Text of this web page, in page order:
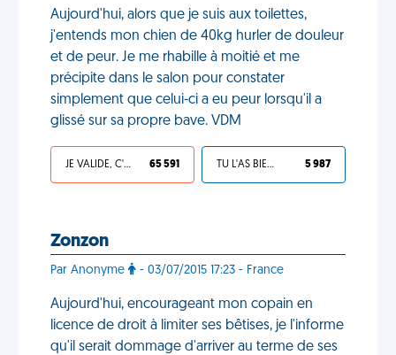
Aujourd'hui, alors que je suis aux toilettes,
j'entends mon chien de 40kg hurler de douleur
et de peur. Je me rhabille à moitié et me
précipite dans le salon pour constater
simplement que celui-ci a eu peur lorsqu'il a
glissé sur sa propre bave. VDM
JE VALIDE, C'EST UNE VDM 65 591 TU L'AS BIEN MÉRITÉ 5 987
Zonzon
Par Anonyme - 03/07/2015 17:23 - France
Aujourd'hui, encourageant mon copain en
licence de droit à limiter ses bêtises, je l'informe
qu'il serait dommage d'arriver au terme de ses